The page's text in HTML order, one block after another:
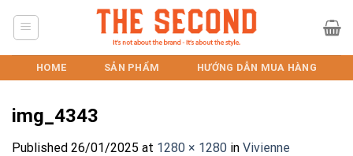
HOME SẢN PHẨM HƯỚNG DẪN MUA HÀNG
img_4343
Published 26/01/2025 at 1280 × 1280 in Vivienne